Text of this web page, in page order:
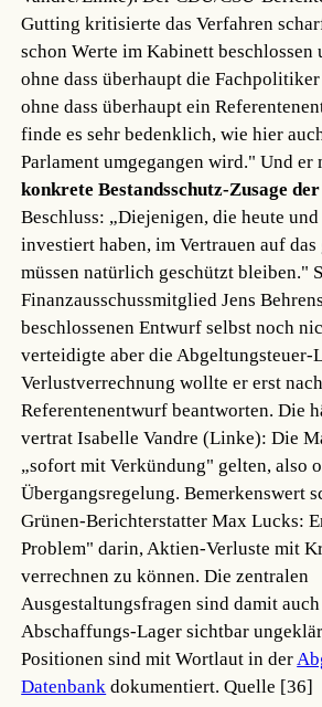
Gutting kritisierte das Verfahren
schon Werte im Kabinett beschlossen
ohne dass überhaupt die
ohne dass überhaupt ein
finde es sehr bedenklich, wie hier
Parlament umgegangen wird." Und er
konkrete Bestandsschutz-Zusage
Beschluss: „Diejenigen, die heute
investiert haben, im Vertrauen auf
müssen natürlich geschützt bleiben."
Finanzausschussmitglied Jens
beschlossenen Entwurf selbst noch
verteidigte aber die Abgeltungsteuer-
Verlustverrechnung wollte er erst
Referentenentwurf beantworten. Die
vertrat Isabelle Vandre (Linke): Die
„sofort mit Verkündung" gelten, also
Übergangsregelung. Bemerkenswert
Grünen-Berichterstatter Max Lucks:
Problem" darin, Aktien-Verluste mit
verrechnen zu können. Die zentralen
Ausgestaltungsfragen sind damit
Abschaffungs-Lager sichtbar
Positionen sind mit Wortlaut in der
Datenbank dokumentiert.Quelle [36]